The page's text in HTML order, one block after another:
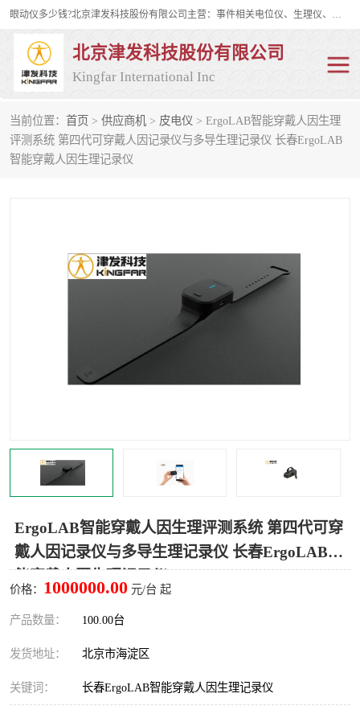
眼动仪多少钱?北京津发科技股份有限公司主营：事件相关电位仪、生理仪、肌电仪、脑电仪、皮电仪、眼动仪；是国家级高新技术企业、科技部认定的科技型中小企业和中关村高新技术企业，具备保密资格，具备自主进出口经营权；自主研发技术、产品与服务荣获多项省部级科学技术奖励、国家发明专利、国家软件著作权和省部级新技术新产品（服务）认证。
北京津发科技股份有限公司
Kingfar International Inc
当前位置： 首页 > 供应商机 > 皮电仪 > ErgoLAB智能穿戴人因生理
评测系统 第四代可穿戴人因记录仪与多导生理记录仪 长春ErgoLAB
智能穿戴人因生理记录仪
ErgoLAB智能穿戴人因生理评测系统 第四代可穿
戴人因记录仪与多导生理记录仪 长春ErgoLAB智
价格： 1000000.00 元/台 起
产品数量： 100.00台
发货地址： 北京市海淀区
关键词： 长春ErgoLAB智能穿戴人因生理记录仪
皮电仪 脑电仪
行为观察与表情分析 动作捕捉与生物力学
人机交互实验室
神经营销与消费行为实验
人机环境同步云平台